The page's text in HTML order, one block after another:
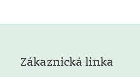
Zákaznická linka